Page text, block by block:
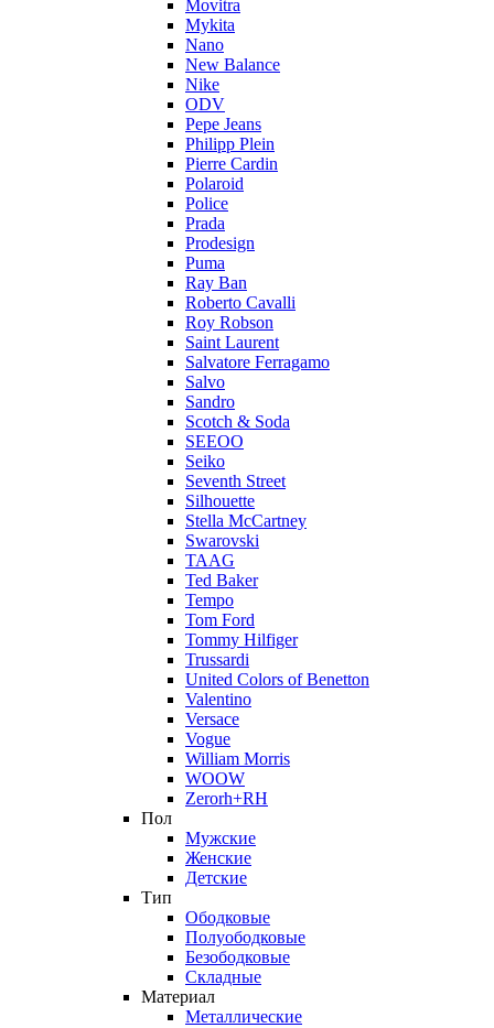
Movitra
Mykita
Nano
New Balance
Nike
ODV
Pepe Jeans
Philipp Plein
Pierre Cardin
Polaroid
Police
Prada
Prodesign
Puma
Ray Ban
Roberto Cavalli
Roy Robson
Saint Laurent
Salvatore Ferragamo
Salvo
Sandro
Scotch & Soda
SEEOO
Seiko
Seventh Street
Silhouette
Stella McCartney
Swarovski
TAAG
Ted Baker
Tempo
Tom Ford
Tommy Hilfiger
Trussardi
United Colors of Benetton
Valentino
Versace
Vogue
William Morris
WOOW
Zerorh+RH
Пол
Мужские
Женские
Детские
Тип
Ободковые
Полуободковые
Безободковые
Складные
Материал
Металлические